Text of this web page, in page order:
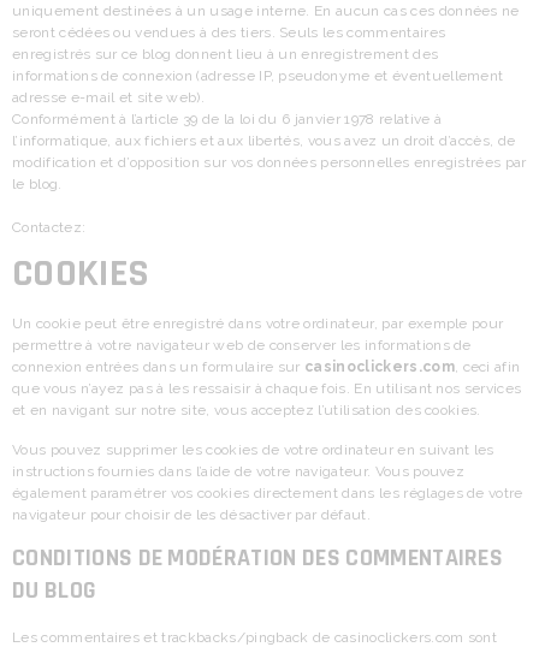
uniquement destinées à un usage interne. En aucun cas ces données ne
seront cédées ou vendues à des tiers. Seuls les commentaires
enregistrés sur ce blog donnent lieu à un enregistrement des
informations de connexion (adresse IP, pseudonyme et éventuellement
adresse e-mail et site web).
Conformément à l’article 39 de la loi du 6 janvier 1978 relative à
l’informatique, aux fichiers et aux libertés, vous avez un droit d’accès, de
modification et d’opposition sur vos données personnelles enregistrées par
le blog.
Contactez:
COOKIES
Un cookie peut être enregistré dans votre ordinateur, par exemple pour
permettre à votre navigateur web de conserver les informations de
connexion entrées dans un formulaire sur casinoclickers.com, ceci afin
que vous n’ayez pas à les ressaisir à chaque fois. En utilisant nos services
et en navigant sur notre site, vous acceptez l’utilisation des cookies.
Vous pouvez supprimer les cookies de votre ordinateur en suivant les
instructions fournies dans l’aide de votre navigateur. Vous pouvez
également paramétrer vos cookies directement dans les réglages de votre
navigateur pour choisir de les désactiver par défaut.
CONDITIONS DE MODÉRATION DES COMMENTAIRES
DU BLOG
Les commentaires et trackbacks/pingback de casinoclickers.com sont